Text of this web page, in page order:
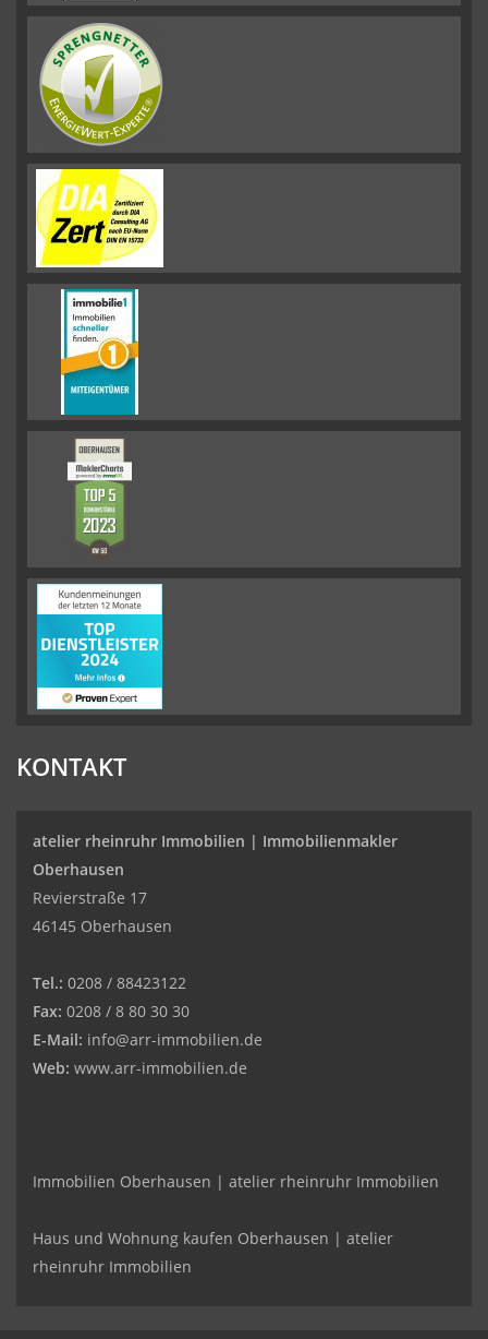
KONTAKT
atelier rheinruhr Immobilien | Immobilienmakler
Oberhausen
Revierstraße 17
46145 Oberhausen
Tel.: 0208 / 88423122
Fax: 0208 / 8 80 30 30
E-Mail: info@arr-immobilien.de
Web: www.arr-immobilien.de
Immobilien Oberhausen | atelier rheinruhr Immobilien
Haus und Wohnung kaufen Oberhausen | atelier
rheinruhr Immobilien